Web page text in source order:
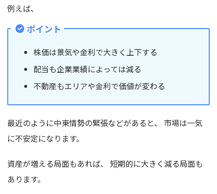
例えば、
ポイント
株価は景気や金利で大きく上下する
配当も企業業績によっては減る
不動産もエリアや金利で価値が変わる
最近のように中東情勢の緊張などがあると、 市場は一気
に不安定になります。
資産が増える局面もあれば、 短期的に大きく減る局面も
あります。